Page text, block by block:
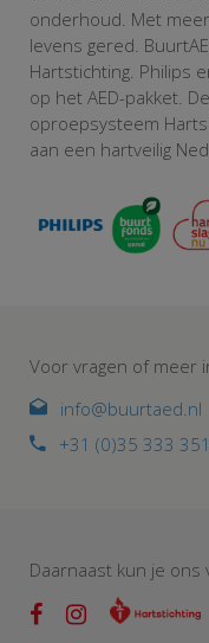
onderhoud. Met
levens gered.
Hartstichting. Philips
op het AED-pakket.
oproepsysteem
aan een hartveilig
Voor vragen of meer
info@buurtaed.nl
+31 (0)35 333
Daarnaast kun je ons